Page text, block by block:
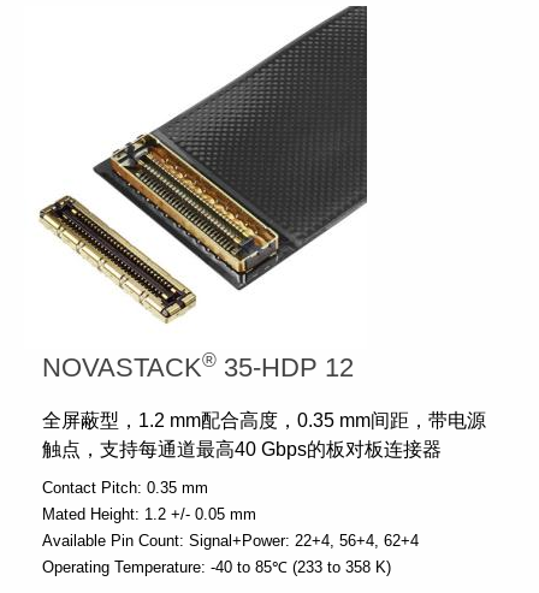
NOVASTACK® 35-HDP 12
全屏蔽型，1.2 mm配合高度，0.35 mm间距，带电源
触点，支持每通道最高40 Gbps的板对板连接器
Contact Pitch: 0.35 mm
Mated Height: 1.2 +/- 0.05 mm
Available Pin Count: Signal+Power: 22+4, 56+4, 62+4
Operating Temperature: -40 to 85℃ (233 to 358 K)